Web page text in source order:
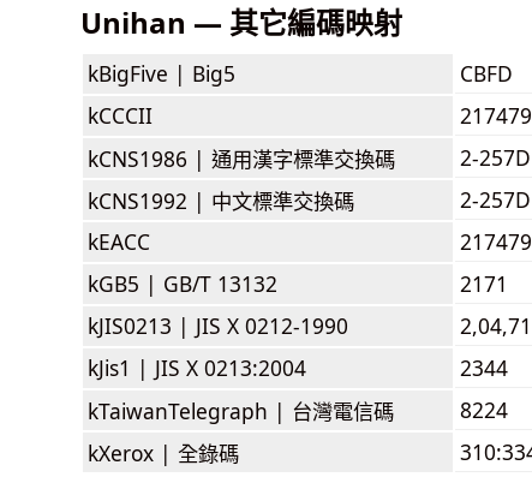
Unihan — 其它編碼映射
kBigFive | Big5
CBFD
kCCCII
217479
kCNS1986 | 通用漢字標準交換碼
2-257D
kCNS1992 | 中文標準交換碼
2-257D
kEACC
217479
kGB5 | GB/T 13132
2171
kJIS0213 | JIS X 0212-1990
2,04,71
kJis1 | JIS X 0213:2004
2344
kTaiwanTelegraph | 台灣電信碼
8224
kXerox | 全錄碼